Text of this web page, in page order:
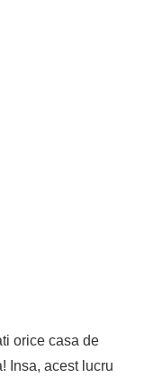
orice casa de
Insa, acest lucru